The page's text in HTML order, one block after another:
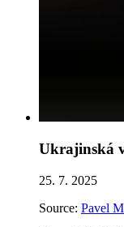
Ukrajinská
25. 7. 2025
Source: Pavel